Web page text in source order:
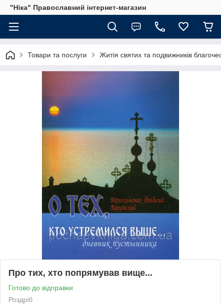
"Ніка" Православний інтернет-магазин
Товари та послуги Житія святих та подвижників
Про тих, хто попрямував вище...
Готово до відправки
Роздріб